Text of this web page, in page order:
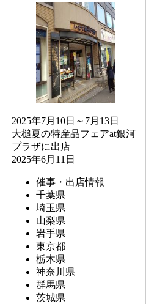
2025年7月10日～7月13日
大槌夏の特産品フェアat銀河
プラザに出店
2025年6月11日
催事・出店情報
千葉県
埼玉県
山梨県
岩手県
東京都
栃木県
神奈川県
群馬県
茨城県